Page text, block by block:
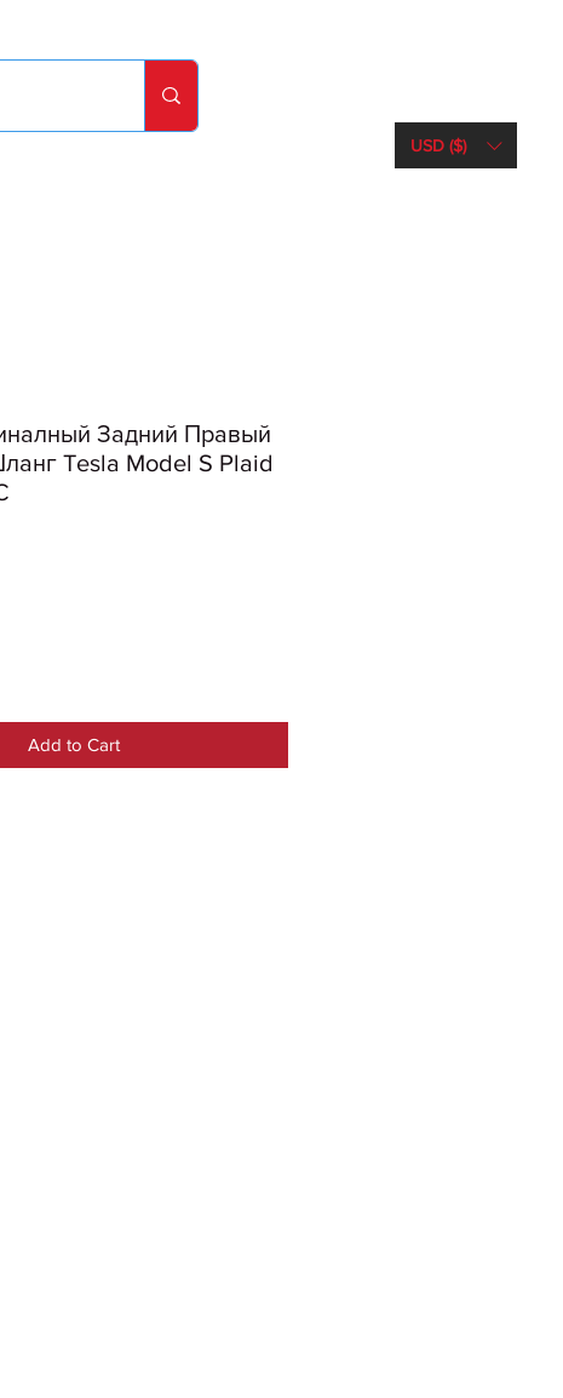
USD ($)
Задний Правый
Tesla Model S Plaid
Add to Cart